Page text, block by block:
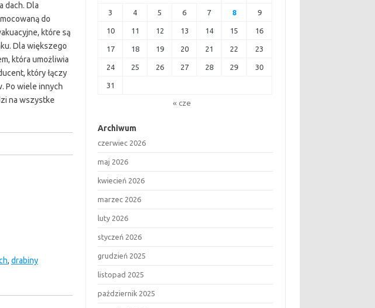
dach. Dla
do
które są
Dla większego
która umożliwia
który łączy
Po wiele innych
na wszystke
, drabiny
3 4 5 6 7 8 9
10 11 12 13 14 15 16
17 18 19 20 21 22 23
24 25 26 27 28 29 30
31
« cze
Archiwum
czerwiec 2026
maj 2026
kwiecień 2026
marzec 2026
luty 2026
styczeń 2026
grudzień 2025
listopad 2025
październik 2025